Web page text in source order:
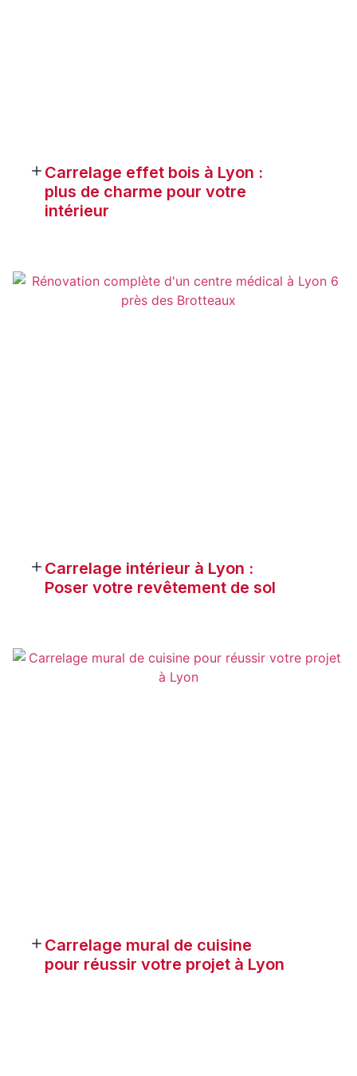
Carrelage effet bois à Lyon :
plus de charme pour votre
intérieur
Carrelage intérieur à Lyon :
Poser votre revêtement de sol
Carrelage mural de cuisine
pour réussir votre projet à Lyon